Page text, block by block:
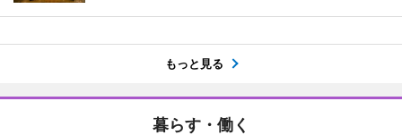
もっと見る
暮らす・働く